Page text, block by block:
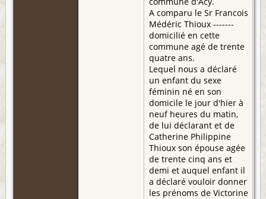
A comparu le Sr Francois
Médéric Thioux -------
domicilié en cette
commune agé de trente
quatre ans.
Lequel nous a déclaré
un enfant du sexe
féminin né en son
domicile le jour d'hier à
neuf heures du matin,
de lui déclarant et de
Catherine Philippine
Thioux son épouse agée
de trente cinq ans et
demi et auquel enfant il
a déclaré vouloir donner
les prénoms de Victorine